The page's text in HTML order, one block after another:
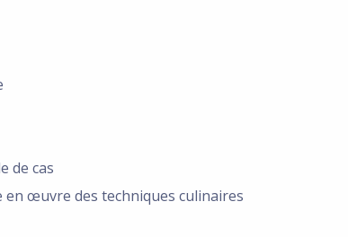
de cas
en œuvre des techniques culinaires